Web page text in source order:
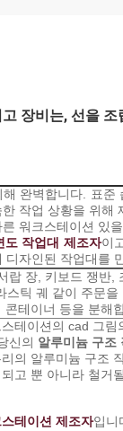
장비는, 선을 조
완벽합니다. 표준
작업 상황을 위해
워크스테이션 있
도 작업대 제조자이
자인된 작업대를
랍 장, 키보드 쟁반,
틱 궤 같이 주문을
테이너 등을 분해
테이션의 cad 그
신의 알루미늄 구조
의 알루미늄 구조
고 뿐 아니라 철거
테이션 제조자입니